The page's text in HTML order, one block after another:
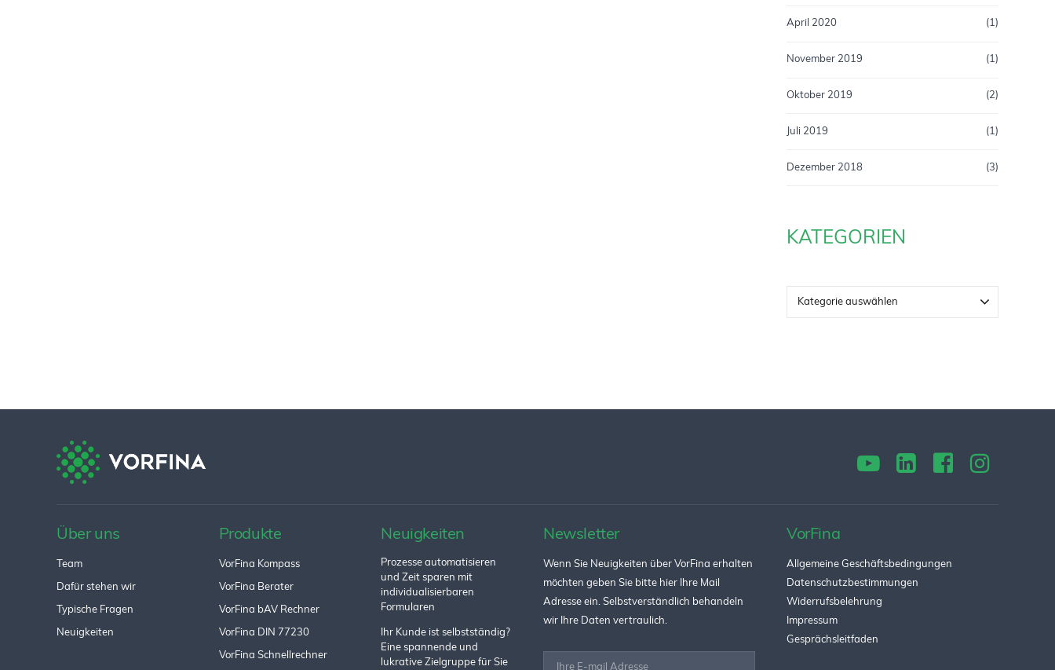
April 2020 (1)
November 2019 (1)
Oktober 2019 (2)
Juli 2019 (1)
Dezember 2018 (3)
KATEGORIEN
Kategorie auswählen
Über uns
Team
Dafür stehen wir
Typische Fragen
Neuigkeiten
Produkte
VorFina Kompass
VorFina Berater
VorFina bAV Rechner
VorFina DIN 77230
VorFina Schnellrechner
Neuigkeiten
Prozesse automatisieren
und Zeit sparen mit
individualisierbaren
Formularen
Ihr Kunde ist selbstständig?
Eine spannende und
lukrative Zielgruppe für Sie
Newsletter
Wenn Sie Neuigkeiten über VorFina erhalten
möchten geben Sie bitte hier Ihre Mail
Adresse ein. Selbstverständlich behandeln
wir Ihre Daten vertraulich.
VorFina
Allgemeine Geschäftsbedingungen
Datenschutzbestimmungen
Widerrufsbelehrung
Impressum
Gesprächsleitfaden